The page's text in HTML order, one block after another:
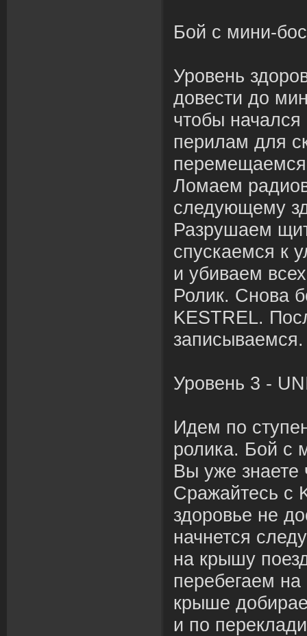
Бой с мини-
Уровень
довести до
чтобы
перилам для
Ломаем
следующему
Разрушаем
спускаемся к
и убиваем
Ролик. Снова
KESTREL.
Уровень 3 -
Идем по
ролика. Бой с
Вы уже знаете
Сражайтесь с
здоровье не
начнется
на крышу
перебегаем
крыше
и по